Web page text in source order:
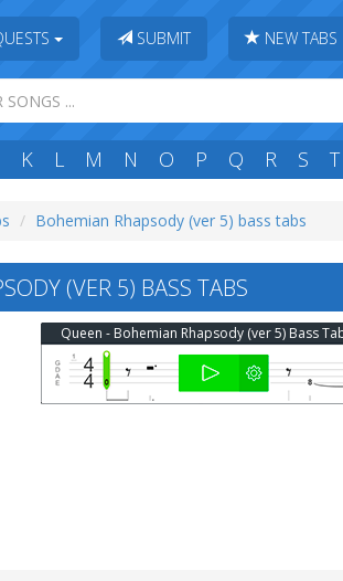
SUBMIT NEW TABS
K L M N O P Q R S T
Bohemian Rhapsody (ver 5) bass tabs
(VER 5) BASS TABS
Queen - Bohemian Rhapsody (ver 5) Bass